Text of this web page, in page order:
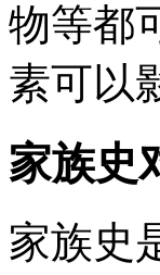
物等都
素可以
家族史
家族史